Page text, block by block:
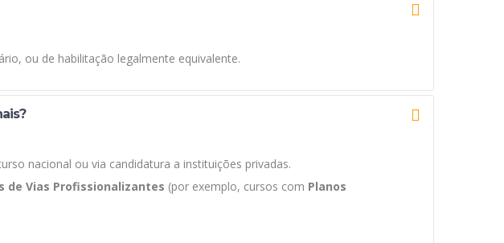
ou de habilitação legalmente equivalente.
nacional ou via candidatura a instituições privadas.
de Vias Profissionalizantes (por exemplo, cursos com Planos